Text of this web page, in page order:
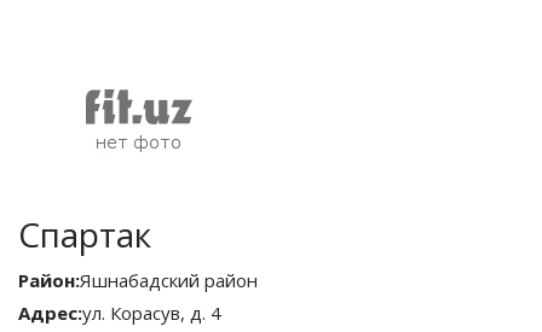
Спартак
Район:Яшнабадский район
Адрес:ул. Корасув, д. 4